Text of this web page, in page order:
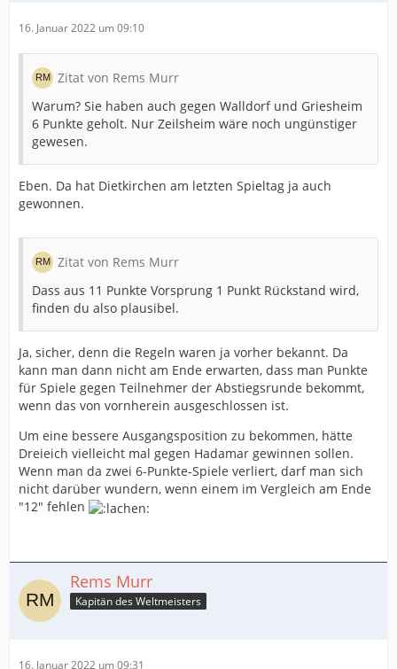
16. Januar 2022 um 09:10
Zitat von Rems Murr
Warum? Sie haben auch gegen Walldorf und Griesheim
6 Punkte geholt. Nur Zeilsheim wäre noch ungünstiger
gewesen.
Eben. Da hat Dietkirchen am letzten Spieltag ja auch
gewonnen.
Zitat von Rems Murr
Dass aus 11 Punkte Vorsprung 1 Punkt Rückstand wird,
finden du also plausibel.
Ja, sicher, denn die Regeln waren ja vorher bekannt. Da
kann man dann nicht am Ende erwarten, dass man Punkte
für Spiele gegen Teilnehmer der Abstiegsrunde bekommt,
wenn das von vornherein ausgeschlossen ist.
Um eine bessere Ausgangsposition zu bekommen, hätte
Dreieich vielleicht mal gegen Hadamar gewinnen sollen.
Wenn man da zwei 6-Punkte-Spiele verliert, darf man sich
nicht darüber wundern, wenn einem im Vergleich am Ende
"12" fehlen
Rems Murr
Kapitän des Weltmeisters
16. Januar 2022 um 09:31